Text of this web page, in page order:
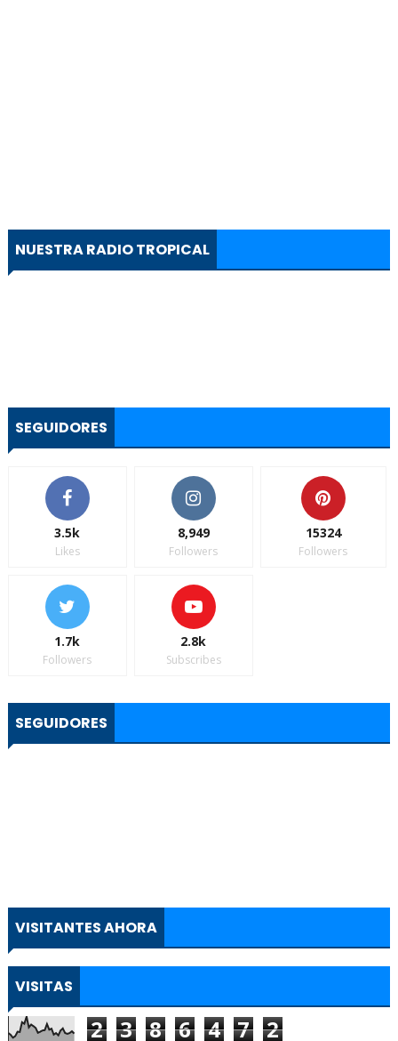
NUESTRA RADIO TROPICAL
SEGUIDORES
3.5k
Likes
8,949
Followers
15324
Followers
1.7k
Followers
2.8k
Subscribes
SEGUIDORES
VISITANTES AHORA
VISITAS
2 3 8 6 4 7 2